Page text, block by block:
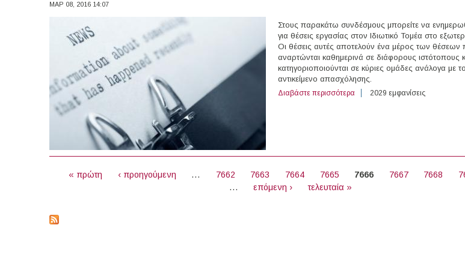
ΜΑΡ 08, 2016 14:07
Στους παρακάτω συνδέσμους μπορείτε να
για θέσεις εργασίας στον Ιδιωτικό Τομέα στο
Οι θέσεις αυτές αποτελούν ένα μέρος των θέσεων
αναρτώνται καθημερινά σε διάφορους ιστότοπους
κατηγοριοποιούνται σε κύριες ομάδες ανάλογα με το
αντικείμενο απασχόλησης.
Διαβάστε περισσότερα για 33 θέσεις εργασίας στον
2029 εμφανίσεις
« πρώτη ‹ προηγούμενη … 7662 7663 7664 7665 7666 7667 7668
…
επόμενη › τελευταία »